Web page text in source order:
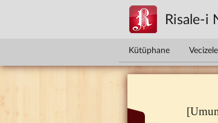
Risale-i
Kütüphane